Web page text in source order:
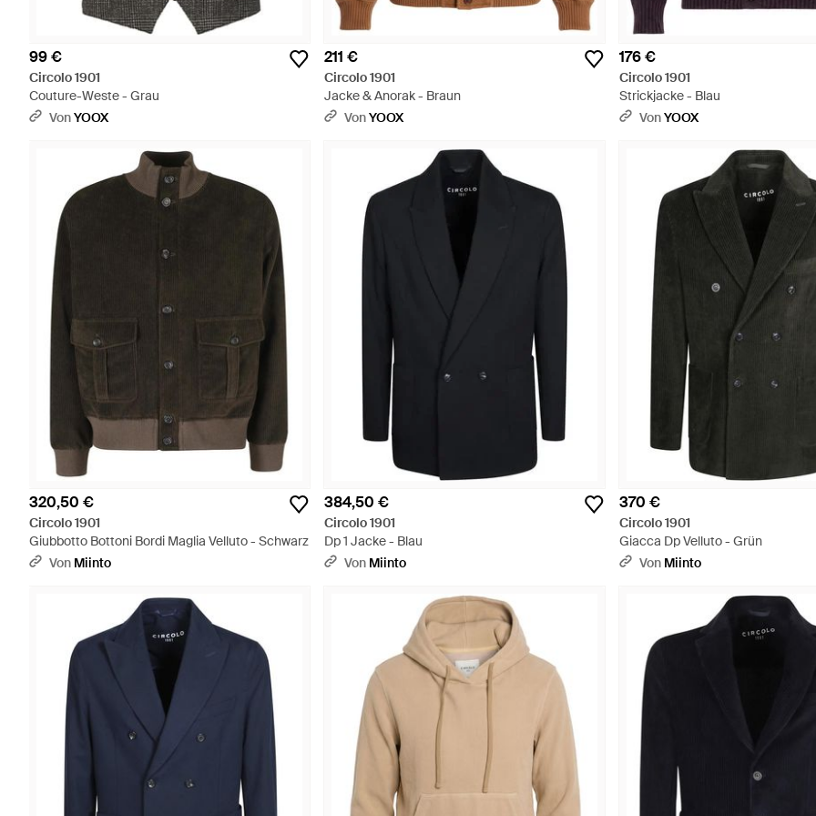
99 €
Circolo 1901
Couture-Weste - Grau
VonYOOX
211 €
Circolo 1901
Jacke & Anorak - Braun
VonYOOX
176 €
Circolo 1901
Strickjacke - Blau
VonYOOX
320,50 €
Circolo 1901
Giubbotto Bottoni Bordi Maglia Velluto - Schwarz
Von Miinto
384,50 €
Circolo 1901
Dp 1 Jacke - Blau
Von Miinto
370 €
Circolo 1901
Giacca Dp Velluto - Grün
Von Miinto